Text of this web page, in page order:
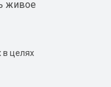
живое
в целях